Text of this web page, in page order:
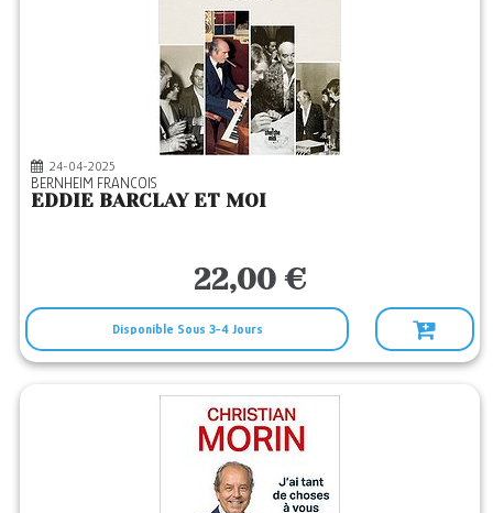
24-04-2025
BERNHEIM FRANCOIS
EDDIE BARCLAY ET MOI
22,00 €
Disponible Sous 3-4 Jours